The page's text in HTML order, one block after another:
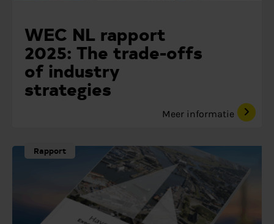
WEC NL rapport
2025: The trade-offs
of industry
strategies
Meer informatie
Rapport